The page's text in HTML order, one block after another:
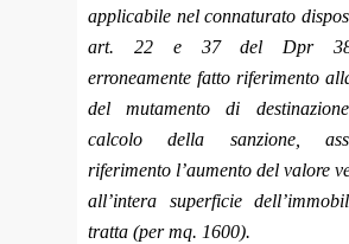
applicabile nel connaturato
art. 22 e 37 del Dpr
erroneamente fatto riferimento
del mutamento di
calcolo della sanzione,
riferimento l’aumento del valore
all’intera superficie
tratta (per mq. 1600).